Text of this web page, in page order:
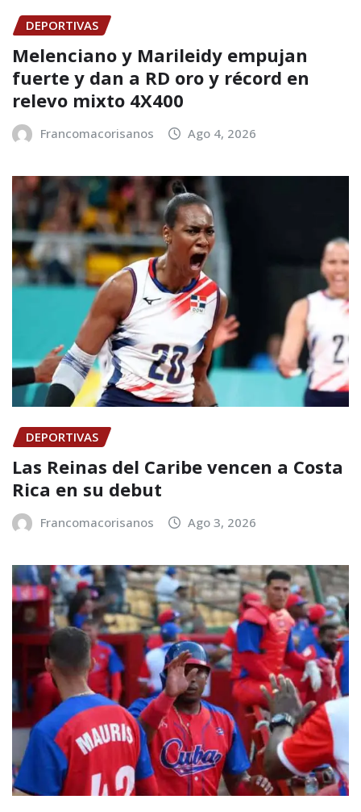
DEPORTIVAS
Melenciano y Marileidy empujan
fuerte y dan a RD oro y récord en
relevo mixto 4X400
Francomacorisanos Ago 4, 2026
DEPORTIVAS
Las Reinas del Caribe vencen a Costa
Rica en su debut
Francomacorisanos Ago 3, 2026